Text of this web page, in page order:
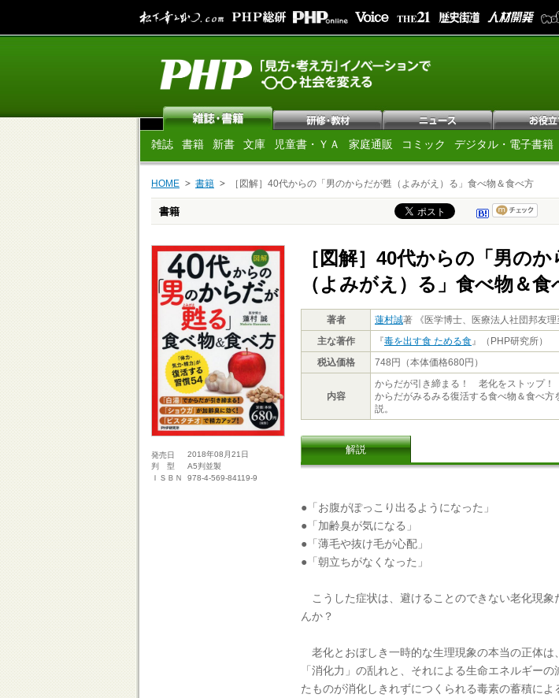
雑誌 書籍 新書 文庫 児童書・ＹＡ 家庭通販 コミック デジタル・電子書籍
HOME 書籍 ［図解］40代からの「男のからだが甦（よみがえ）る」食べ物＆食べ方
書籍
発売日
2018年08月21日
判 型
A5判並製
ＩＳＢＮ
978-4-569-84119-9
［図解］40代からの「男の
（よみがえ）る」食べ物＆食
著者 蓮村誠著 《医学博士、医療法人社団邦友理
主な著作
『毒を出す食 ためる食』（PHP研究所）
税込価格
748円（本体価格680円）
内容
からだが引き締まる！ 老化をストップ
からだがみるみる復活する食べ物＆食べ方
説。
解説
●「お腹がぽっこり出るようになった」
●「加齢臭が気になる」
●「薄毛や抜け毛が心配」
●「朝立ちがなくなった」
こうした症状は、避けることのできない老化現象
んか？
老化とおぼしき一時的な生理現象の本当の正体は
「消化力」の乱れと、それによる生命エネルギー
たものが消化しきれずにつくられる毒素の蓄積によ